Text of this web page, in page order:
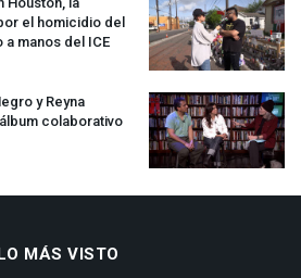
el homicidio del
manos del ICE
y Reyna
colaborativo
MÁS VISTO